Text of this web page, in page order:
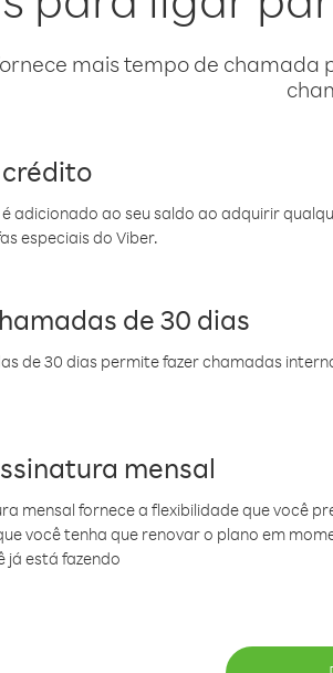
mais tempo de chamada
adicionado ao seu saldo ao adquirir
especiais do Viber.
de 30 dias
de 30 dias permite fazer chamadas
mensal
mensal fornece a flexibilidade que você
você tenha que renovar o plano em
já está fazendo